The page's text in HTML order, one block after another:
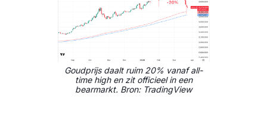
Goudprijs daalt ruim 20% vanaf all-
time high en zit officieel in een
bearmarkt. Bron: TradingView